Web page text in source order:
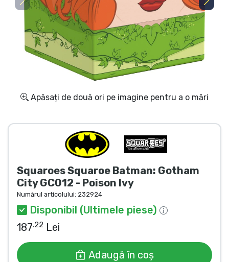
Apăsați de două ori pe imagine pentru a o mări
Squaroes Squaroe Batman: Gotham
City GC012 - Poison Ivy
Numărul articolului: 232924
Disponibil (Ultimele piese)
187.22 Lei
Adaugă în coș
Transport și plată
Sortare după serie
Sortare după filme
Sortare după desene animate
Sortare după Anime
Sortare după jocuri
Sortare după sport
Sortare după muzică
Tipuri de produse